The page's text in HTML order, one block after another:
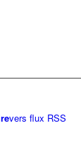
vers flux RSS